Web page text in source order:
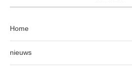
Home
nieuws